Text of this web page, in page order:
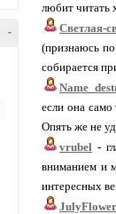
-
любит читать
Светлая-
(признаюсь
собирается
если она
Опять же не
vrubel -
вниманием и
интересных
JulyFlower